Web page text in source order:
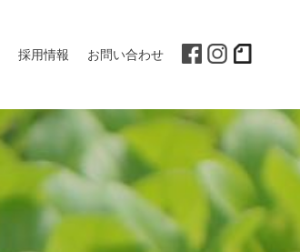
採用情報 お問い合わせ